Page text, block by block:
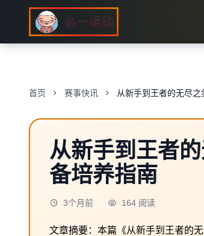
首页 赛事快讯 从新手到王者的无尽
从新手到王者
备培养指南
3个月前 164 阅读
文章摘要：本篇《从新手到王者的